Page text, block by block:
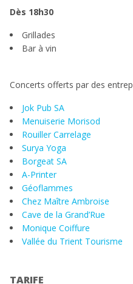
Dès 18h30
Grillades
Bar à vin
Concerts offerts par des
Jok Pub SA
Menuiserie Morisod
Rouiller Carrelage
Surya Yoga
Borgeat SA
A-Printer
Géoflammes
Chez Maître Ambroise
Cave de la Grand’Rue
Monique Coiffure
Vallée du Trient Tourisme
TARIFE